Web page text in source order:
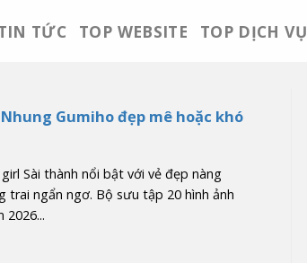
TỨC TOP WEBSITE TOP DỊCH VỤ
Gumiho đẹp mê hoặc khó
Sài thành nổi bật với vẻ đẹp nàng
trai ngẩn ngơ. Bộ sưu tập 20 hình ảnh
2026...